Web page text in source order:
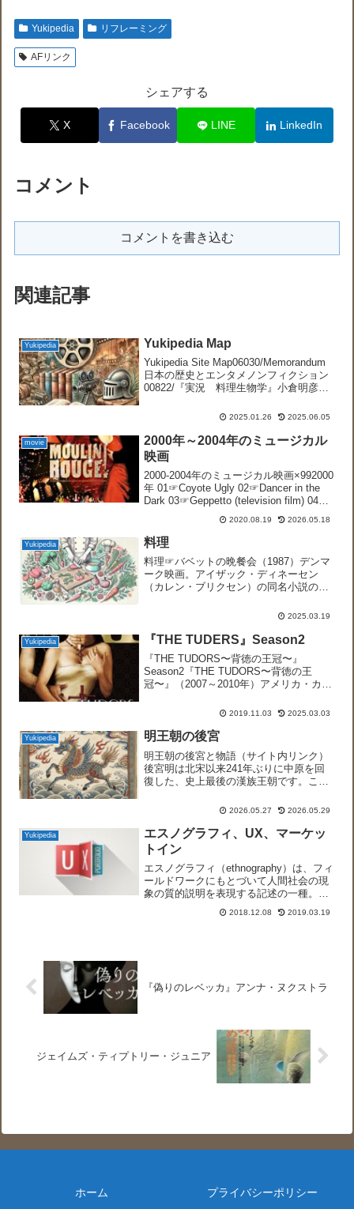
Yukipedia リフレーミング
AFリンク
シェアする
X Facebook LINE LinkedIn
コメント
コメントを書き込む
関連記事
Yukipedia Yukipedia Map
Yukipedia Site Map06030/Memorandum
日本の歴史とエンタメノンフィクション
00822/『実況 料理生物学』小倉明彦
06798/『衆愚の病理』里見清一01738/人
2025.01.26 2025.06.05
movie
2000年～2004年のミュージカル
映画
2000-2004年のミュージカル映画×992000
年 01☞Coyote Ugly 02☞Dancer in the
Dark 03☞Geppetto (television film) 04☞
Help! I'm a Fish (anim...2020.08.19 2026.05.18
Yukipedia 料理
料理☞バベットの晩餐会（1987）デンマ
ーク映画。アイザック・ディネーセン
（カレン・ブリクセン）の同名小説の映
画賞。田舎の牧師の娘たちには若いころ
施しをしながら素朴に暮...
2025.03.19
Yukipedia 『THE TUDERS』Season2
『THE TUDORS〜背徳の王冠〜』
Season2『THE TUDORS〜背徳の王
冠〜』（2007～2010年）アメリカ・カナ
イト内リンク）『THE TUDORS〜背徳の
2019.11.03 2025.03.03
Yukipedia 明王朝の後宮
明王朝の後宮と物語（サイト内リンク）
後宮明は北宋以来241年ぶりに中原を回
復した、史上最後の漢族王朝です。この
まで貫徹されました。血を絶やさない、
功しましたが、宮女9千...
2026.05.27 2026.05.29
Yukipedia
エスノグラフィ、UX、マーケッ
トイン
エスノグラフィ（ethnography）は、フィ
ールドワークにもとづいて人間社会の現
象の質的説明を表現する記述の一種。日
本語では民族誌、民族誌学とも言われま
す。英語の ethnography は、ギリシア語
2018.12.08 2019.03.19
『偽りのレベッカ』アンナ・ヌクストラ
ジェイムズ・ティプトリー・ジュニア
ホーム プライバシーポリシー